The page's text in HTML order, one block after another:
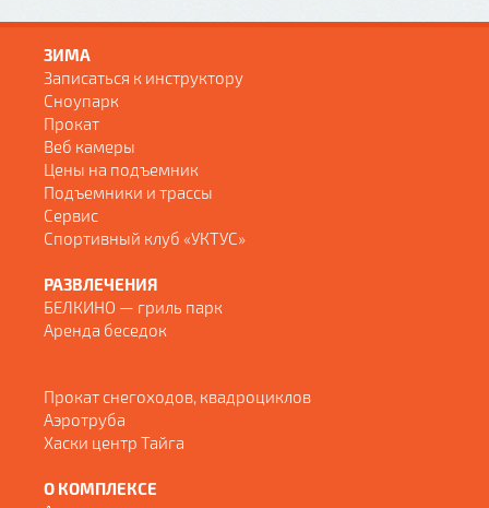
ЗИМА
Записаться к инструктору
Сноупарк
Прокат
Веб камеры
Цены на подъемник
Подъемники и трассы
Сервис
Спортивный клуб «УКТУС»
РАЗВЛЕЧЕНИЯ
БЕЛКИНО — гриль парк
Аренда беседок
Прокат снегоходов, квадроциклов
Аэротруба
Хаски центр Тайга
О КОМПЛЕКСЕ